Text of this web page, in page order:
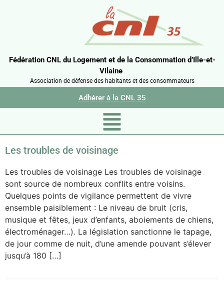
Fédération CNL du Logement et de la Consommation d’Ille-et-
Vilaine
Association de défense des habitants et des consommateurs
Adhérer à la CNL 35
Les troubles de voisinage
Les troubles de voisinage Les troubles de voisinage
sont source de nombreux conflits entre voisins.
Quelques points de vigilance permettent de vivre
ensemble paisiblement : Le niveau de bruit (cris,
musique et fêtes, jeux d’enfants, aboiements de chiens,
électroménager…). La législation sanctionne le tapage,
de jour comme de nuit, d’une amende pouvant s’élever
jusqu’à 180 […]